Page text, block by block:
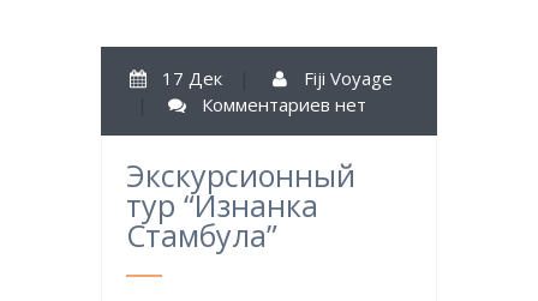
17 Дек
Fiji Voyage
Комментариев нет
Экскурсионный
тур “Изнанка
Стамбула”